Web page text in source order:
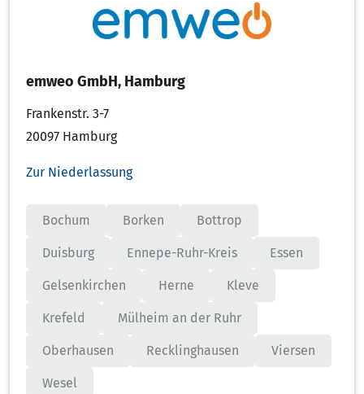
emweo GmbH, Hamburg
Frankenstr. 3-7
20097 Hamburg
Zur Niederlassung
Bochum Borken Bottrop
Duisburg Ennepe-Ruhr-Kreis Essen
Gelsenkirchen Herne Kleve
Krefeld Mülheim an der Ruhr
Oberhausen Recklinghausen Viersen
Wesel